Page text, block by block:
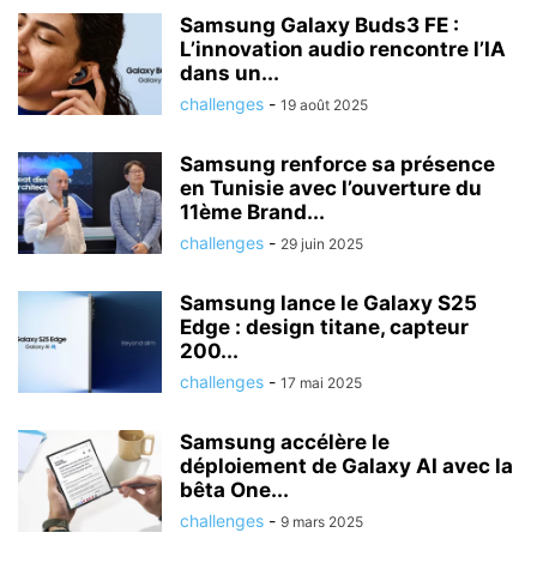
Samsung Galaxy Buds3 FE :
L’innovation audio rencontre l’IA
dans un...
challenges - 19 août 2025
Samsung renforce sa présence
en Tunisie avec l’ouverture du
11ème Brand...
challenges - 29 juin 2025
Samsung lance le Galaxy S25
Edge : design titane, capteur
200...
challenges - 17 mai 2025
Samsung accélère le
déploiement de Galaxy AI avec la
bêta One...
challenges - 9 mars 2025